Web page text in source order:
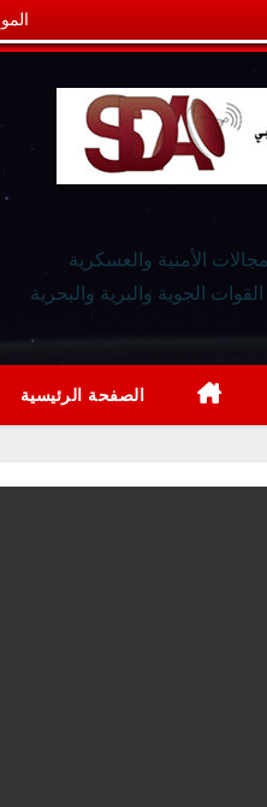
الأمنية والعسكرية
الجوية والبرية والبحرية
الصفحة الرئيسية